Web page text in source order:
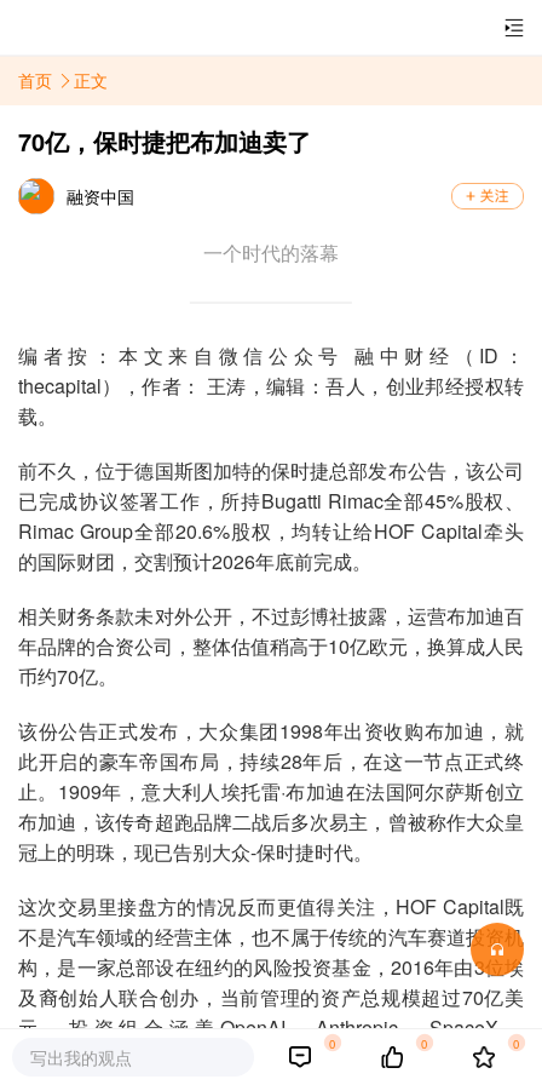
首页 正文
70亿，保时捷把布加迪卖了
融资中国
一个时代的落幕
编者按：本文来自微信公众号 融中财经（ID：
thecapital），作者： 王涛，编辑：吾人，创业邦经授权转
载。
前不久，位于德国斯图加特的保时捷总部发布公告，该公司
已完成协议签署工作，所持Bugatti Rimac全部45%股权、
Rimac Group全部20.6%股权，均转让给HOF Capital牵头
的国际财团，交割预计2026年底前完成。
相关财务条款未对外公开，不过彭博社披露，运营布加迪百
年品牌的合资公司，整体估值稍高于10亿欧元，换算成人民
币约70亿。
该份公告正式发布，大众集团1998年出资收购布加迪，就
此开启的豪车帝国布局，持续28年后，在这一节点正式终
止。1909年，意大利人埃托雷·布加迪在法国阿尔萨斯创立
布加迪，该传奇超跑品牌二战后多次易主，曾被称作大众皇
冠上的明珠，现已告别大众-保时捷时代。
这次交易里接盘方的情况反而更值得关注，HOF Capital既
不是汽车领域的经营主体，也不属于传统的汽车赛道投资机
构，是一家总部设在纽约的风险投资基金，2016年由3位埃
及裔创始人联合创办，当前管理的资产总规模超过70亿美
元，投资组合涵盖OpenAI、Anthropic、SpaceX、
Neuralink、Uber、SoFi，全部都是科技类独角兽企业。
写出我的观点
0 0 0